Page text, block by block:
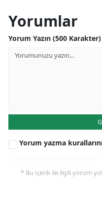
Yorumlar
Yorum Yazın (500 Karakter)
Yorum yazma
* Bu içerik ile ilgili yorum